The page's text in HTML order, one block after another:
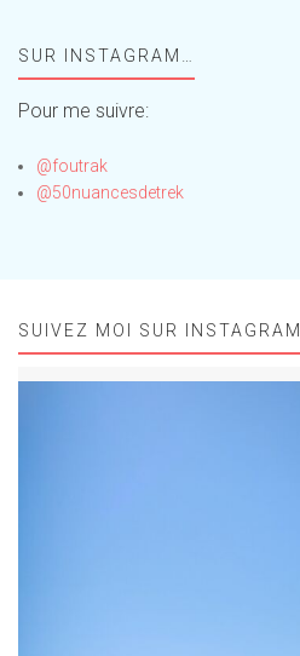
!SUR INSTAGRAM…
Pour me suivre:
@foutrak
@50nuancesdetrek
SUIVEZ MOI SUR INSTAGRAM